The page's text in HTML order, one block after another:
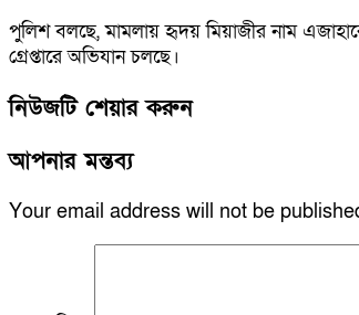
পুলিশ বলছে, মামলায় হৃদয় মিয়াজীর নাম
গ্রেপ্তারে অভিযান চলছে।
নিউজটি শেয়ার করুন
আপনার মন্তব্য
Your email address will not be